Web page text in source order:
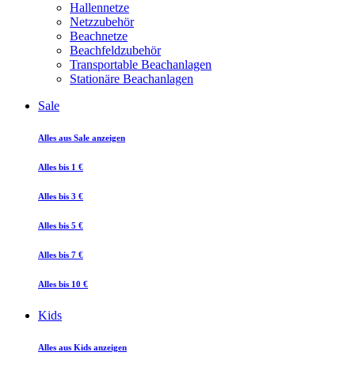
Hallennetze
Netzzubehör
Beachnetze
Beachfeldzubehör
Transportable Beachanlagen
Stationäre Beachanlagen
Sale
Alles aus Sale anzeigen
Alles bis 1 €
Alles bis 3 €
Alles bis 5 €
Alles bis 7 €
Alles bis 10 €
Kids
Alles aus Kids anzeigen